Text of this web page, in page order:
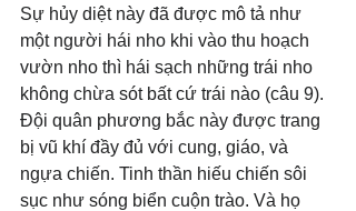
Sự hủy diệt này đã được mô tả như
một người hái nho khi vào thu hoạch
vườn nho thì hái sạch những trái nho
không chừa sót bất cứ trái nào (câu 9).
Đội quân phương bắc này được trang
bị vũ khí đầy đủ với cung, giáo, và
ngựa chiến. Tinh thần hiếu chiến sôi
sục như sóng biển cuộn trào. Và họ